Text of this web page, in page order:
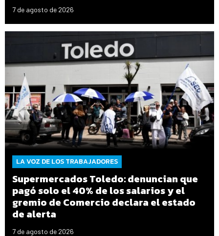
7 de agosto de 2026
LA VOZ DE LOS TRABAJADORES
Supermercados Toledo: denuncian que
pagó solo el 40% de los salarios y el
gremio de Comercio declara el estado
de alerta
7 de agosto de 2026